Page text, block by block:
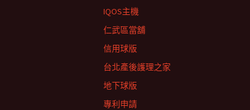
IQOS主機
仁武區當舖
信用球版
台北產後護理之家
地下球版
專利申請